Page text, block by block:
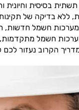
בסיסית וחיונית
ללא בדיקה של
חשמל חדשות,
חשמל מתקדמות,
הקרוב נעזור לכם